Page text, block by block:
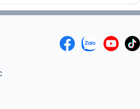
nhiệt ít giúp người dùng tiết
ổn định, được trang bị hệ thống
bị nóng hoặc ảnh hưởng đến